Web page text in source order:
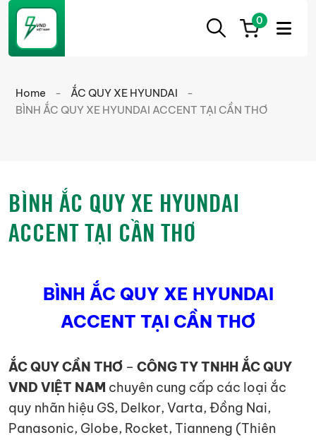
ẮC
CẦN
THƠ
Ắc
Cần
tốt
0
Home - ẮC QUY XE HYUNDAI
-
BÌNH ẮC QUY XE HYUNDAI ACCENT TẠI CẦN THƠ
BÌNH ẮC QUY XE HYUNDAI
ACCENT TẠI CẦN THƠ
BÌNH ẮC QUY XE HYUNDAI
ACCENT TẠI CẦN THƠ
ẮC QUY CẦN THƠ – CÔNG TY TNHH ẮC QUY
VND VIỆT NAM chuyên cung cấp các loại ắc
quy nhãn hiệu GS, Delkor, Varta, Đồng Nai,
Panasonic, Globe, Rocket, Tianneng (Thiên